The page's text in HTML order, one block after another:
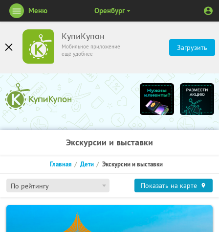
КупиКупон
Мобильное приложение
ещё удобнее
Загрузить
Меню Оренбург
Экскурсии и выставки
По рейтингу
Главная Дети Экскурсии и выставки
Показать на карте